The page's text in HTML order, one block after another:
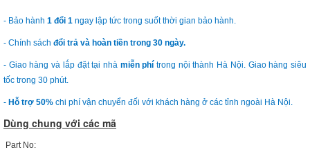
- Bảo hành 1 đổi 1 ngay lập tức trong suốt thời gian bảo hành.
- Chính sách đổi trả và hoàn tiền trong 30 ngày.
- Giao hàng và lắp đặt tại nhà miễn phí trong nội thành Hà Nội. Giao hàng siêu
tốc trong 30 phút.
- Hỗ trợ 50% chi phí vận chuyển đối với khách hàng ở các tỉnh ngoài Hà Nội.
Dùng chung với các mã
Part No: